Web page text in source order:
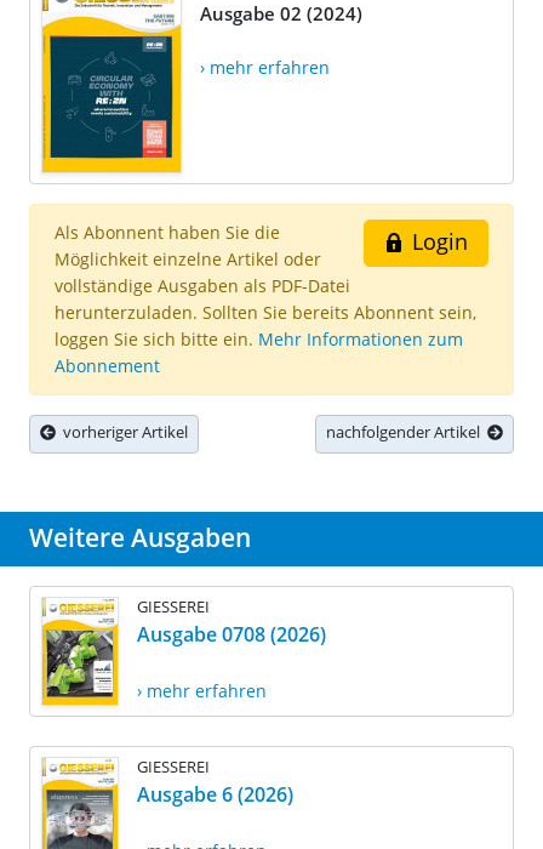
Ausgabe 02 (2024)
› mehr erfahren
Login
Als Abonnent haben Sie die
Möglichkeit einzelne Artikel oder
vollständige Ausgaben als PDF-Datei
herunterzuladen. Sollten Sie bereits Abonnent sein,
loggen Sie sich bitte ein. Mehr Informationen zum
Abonnement
vorheriger Artikel nachfolgender Artikel
Weitere Ausgaben
GIESSEREI
Ausgabe 0708 (2026)
› mehr erfahren
GIESSEREI
Ausgabe 6 (2026)